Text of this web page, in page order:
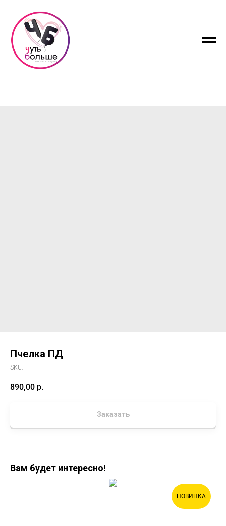
Пчелка ПД
SKU:
890,00 р.
Заказать
Вам будет интересно!
НОВИНКА